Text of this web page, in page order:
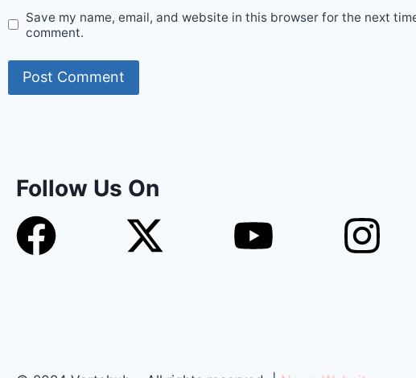
Save my name, email, and website in this browser for the next
comment.
Follow Us On